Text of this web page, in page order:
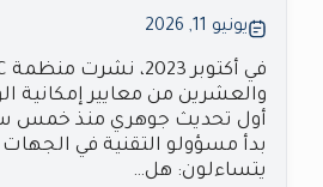
يونيو 11, 2026
أول تحديث جوهري منذ خمس
بدأ مسؤولو التقنية في
يتساءلون: هل…